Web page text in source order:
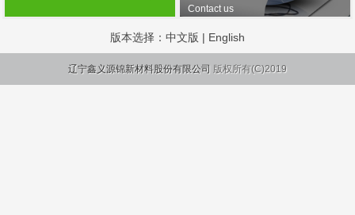
Contact us
版本选择： 中文版 | English
辽宁鑫义源锦新材料股份有限公司 版权所有(C)2019